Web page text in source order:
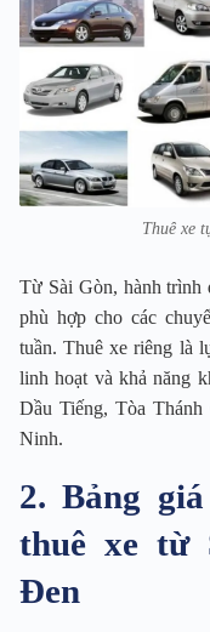
Thuê xe
Từ Sài Gòn, hành
phù hợp cho các
tuần. Thuê xe riêng là
linh hoạt và khả năng
Dầu Tiếng, Tòa
Ninh.
2. Bảng
thuê xe từ
Đen